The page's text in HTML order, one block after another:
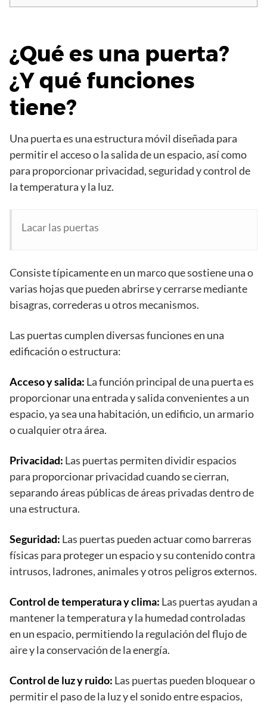
¿Qué es una puerta?
¿Y qué funciones
tiene?
Una puerta es una estructura móvil diseñada para
permitir el acceso o la salida de un espacio, así como
para proporcionar privacidad, seguridad y control de
la temperatura y la luz.
Lacar las puertas
Consiste típicamente en un marco que sostiene una o
varias hojas que pueden abrirse y cerrarse mediante
bisagras, correderas u otros mecanismos.
Las puertas cumplen diversas funciones en una
edificación o estructura:
Acceso y salida: La función principal de una puerta es
proporcionar una entrada y salida convenientes a un
espacio, ya sea una habitación, un edificio, un armario
o cualquier otra área.
Privacidad: Las puertas permiten dividir espacios
para proporcionar privacidad cuando se cierran,
separando áreas públicas de áreas privadas dentro de
una estructura.
Seguridad: Las puertas pueden actuar como barreras
físicas para proteger un espacio y su contenido contra
intrusos, ladrones, animales y otros peligros externos.
Control de temperatura y clima: Las puertas ayudan a
mantener la temperatura y la humedad controladas
en un espacio, permitiendo la regulación del flujo de
aire y la conservación de la energía.
Control de luz y ruido: Las puertas pueden bloquear o
permitir el paso de la luz y el sonido entre espacios,